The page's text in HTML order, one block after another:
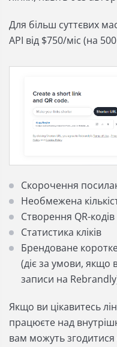
Для більш суттєвих
API від $750/міс (на 500
Скорочення
Необмежена
Створення QR-кодів
Статистика кліків
Брендоване
(діє за умови, якщо
записи на
Якщо ви цікавитесь
працюєте над
вам можуть згодитися